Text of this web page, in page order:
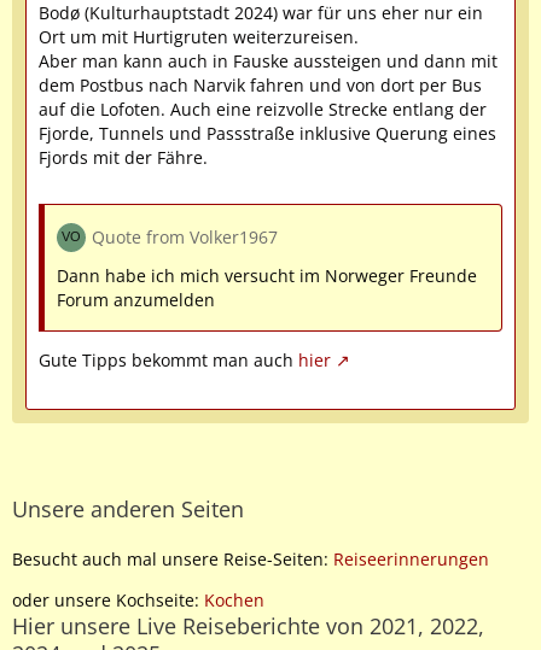
Bodø (Kulturhauptstadt 2024) war für uns eher nur ein
Ort um mit Hurtigruten weiterzureisen.
Aber man kann auch in Fauske aussteigen und dann mit
dem Postbus nach Narvik fahren und von dort per Bus
auf die Lofoten. Auch eine reizvolle Strecke entlang der
Fjorde, Tunnels und Passstraße inklusive Querung eines
Fjords mit der Fähre.
Quote from Volker1967
Dann habe ich mich versucht im Norweger Freunde
Forum anzumelden
Gute Tipps bekommt man auch hier
Unsere anderen Seiten
Besucht auch mal unsere Reise-Seiten: Reiseerinnerungen
oder unsere Kochseite: Kochen
Hier unsere Live Reiseberichte von 2021, 2022,